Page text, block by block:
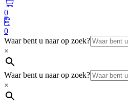
0
0
Waar bent u naar op zoek?
×
Waar bent u naar op zoek?
×